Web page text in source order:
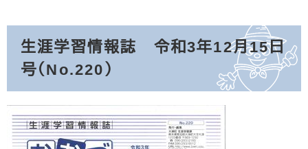
生涯学習情報誌 令和3年12月15日
号（No.220）